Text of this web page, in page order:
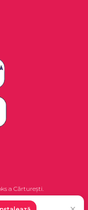
a Cărturești.